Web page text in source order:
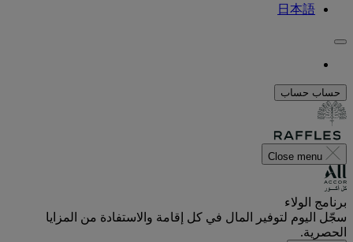
日本語
حساب حساب
Close menu
برنامج الولاء
سجّل اليوم لتوفير المال في كل إقامة والاستفادة من المزايا
الحصرية.